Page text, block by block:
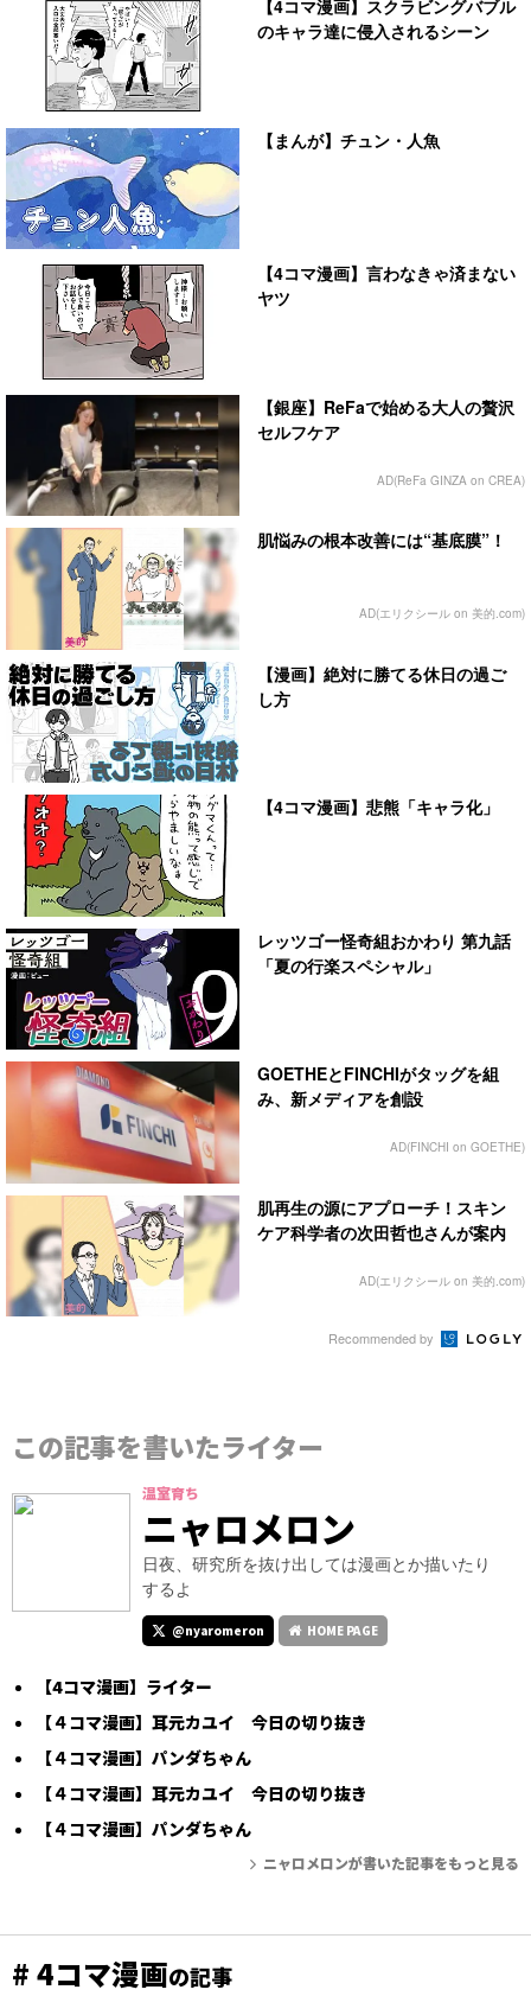
【4コマ漫画】スクラビングバブル
のキャラ達に侵入されるシーン
【まんが】チュン・人魚
【4コマ漫画】言わなきゃ済まない
ヤツ
【銀座】ReFaで始める大人の贅沢
セルフケア
AD(ReFa GINZA on CREA)
肌悩みの根本改善には“基底膜”！
AD(エリクシール on 美的.com)
【漫画】絶対に勝てる休日の過ご
し方
【4コマ漫画】悲熊「キャラ化」
レッツゴー怪奇組おかわり 第九話
「夏の行楽スペシャル」
GOETHEとFINCHIがタッグを組
み、新メディアを創設
AD(FINCHI on GOETHE)
肌再生の源にアプローチ！スキン
ケア科学者の次田哲也さんが案内
AD(エリクシール on 美的.com)
Recommended by
この記事を書いたライター
温室育ち
ニャロメロン
日夜、研究所を抜け出しては漫画とか描いたり
するよ
@nyaromeron HOME PAGE
【4コマ漫画】ライター
【４コマ漫画】耳元カユイ 今日の切り抜き
【４コマ漫画】パンダちゃん
【４コマ漫画】耳元カユイ 今日の切り抜き
【４コマ漫画】パンダちゃん
ニャロメロンが書いた記事をもっと見る
# 4コマ漫画の記事